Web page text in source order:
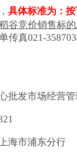
具体标准为：
谷竞价销售标
传真021-
批发市场经营
海市浦东分行